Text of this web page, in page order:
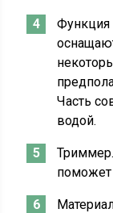
Функция
Часть
водой.
поможет